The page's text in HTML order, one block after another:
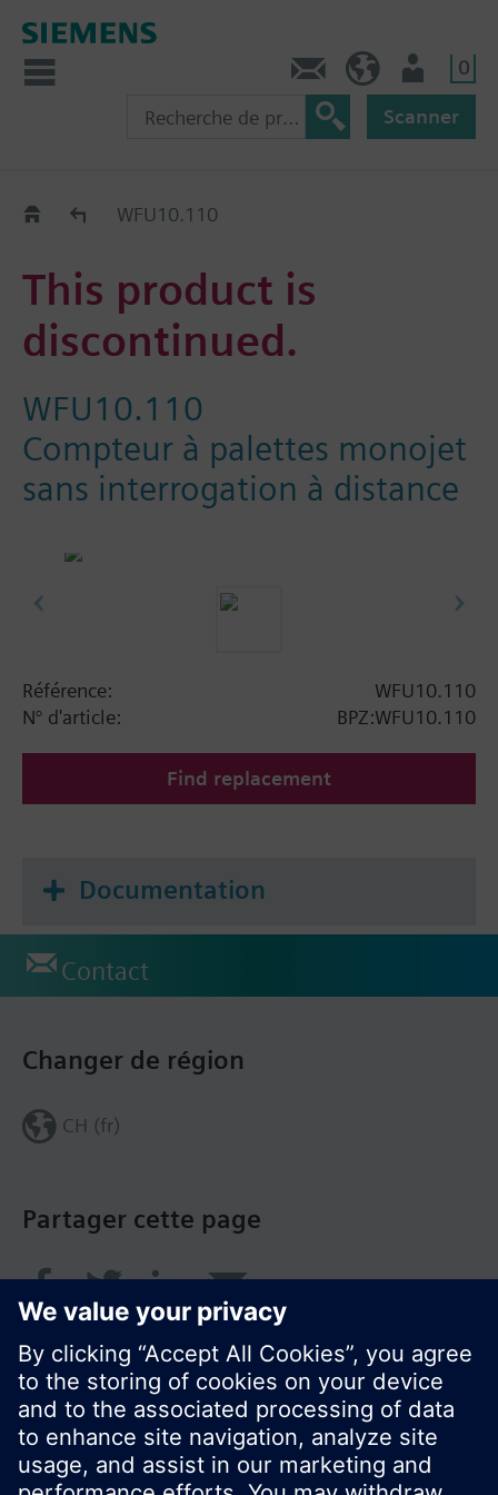
0
Scanner
Old2NewWFU10.110
This product is
discontinued.
WFU10.110
Compteur à palettes monojet
sans interrogation à distance
Référence:
WFU10.110
N° d'article:
BPZ:WFU10.110
Find replacement
Documentation
Contact
Partager cette page
Changer de région
CH (fr)